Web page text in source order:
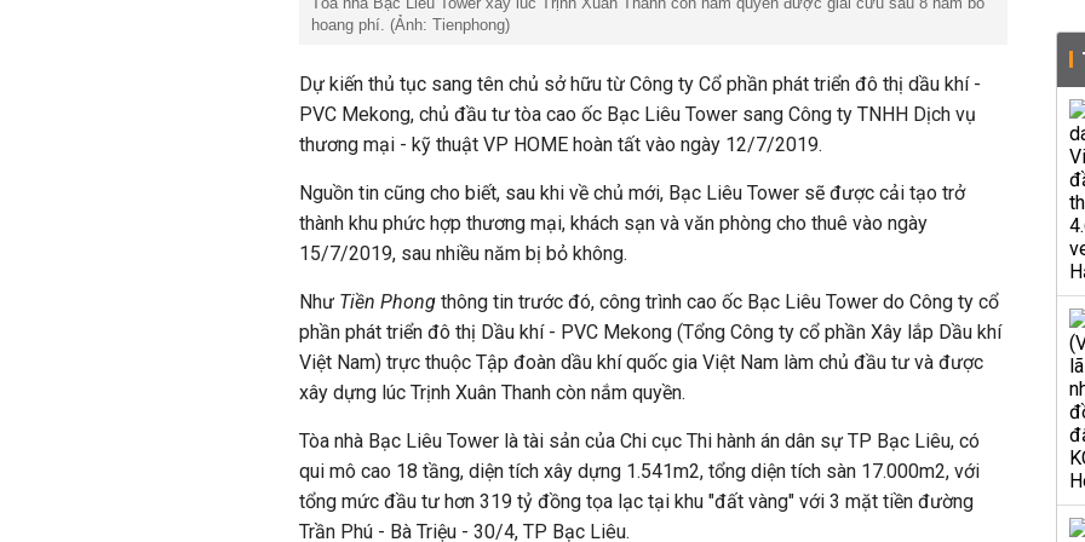
hoang phí. (Ảnh: Tienphong)
Dự kiến thủ tục sang tên chủ sở hữu từ Công ty Cổ phần phát triển đô thị dầu khí -
PVC Mekong, chủ đầu tư tòa cao ốc Bạc Liêu Tower sang Công ty TNHH Dịch vụ
thương mại - kỹ thuật VP HOME hoàn tất vào ngày 12/7/2019.
Nguồn tin cũng cho biết, sau khi về chủ mới, Bạc Liêu Tower sẽ được cải tạo trở
thành khu phức hợp thương mại, khách sạn và văn phòng cho thuê vào ngày
15/7/2019, sau nhiều năm bị bỏ không.
Như Tiền Phong thông tin trước đó, công trình cao ốc Bạc Liêu Tower do Công ty cổ
phần phát triển đô thị Dầu khí - PVC Mekong (Tổng Công ty cổ phần Xây lắp Dầu khí
Việt Nam) trực thuộc Tập đoàn dầu khí quốc gia Việt Nam làm chủ đầu tư và được
xây dựng lúc Trịnh Xuân Thanh còn nắm quyền.
Tòa nhà Bạc Liêu Tower là tài sản của Chi cục Thi hành án dân sự TP Bạc Liêu, có
qui mô cao 18 tầng, diện tích xây dựng 1.541m2, tổng diện tích sàn 17.000m2, với
tổng mức đầu tư hơn 319 tỷ đồng tọa lạc tại khu "đất vàng" với 3 mặt tiền đường
Trần Phú - Bà Triệu - 30/4, TP Bạc Liêu.